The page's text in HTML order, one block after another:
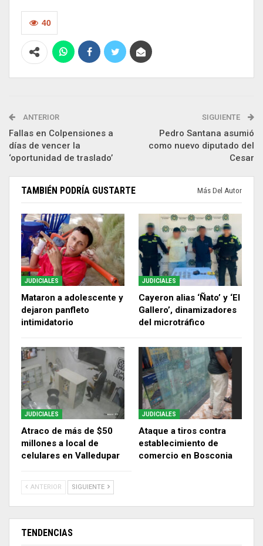
40
ANTERIOR
Fallas en Colpensiones a
días de vencer la
‘oportunidad de traslado’
SIGUIENTE
Pedro Santana asumió
como nuevo diputado del
Cesar
TAMBIÉN PODRÍA GUSTARTE Más Del Autor
JUDICIALES
Mataron a adolescente y
dejaron panfleto
intimidatorio
JUDICIALES
Cayeron alias ‘Ñato’ y ‘El
Gallero’, dinamizadores
del microtráfico
JUDICIALES
Atraco de más de $50
millones a local de
celulares en Valledupar
JUDICIALES
Ataque a tiros contra
establecimiento de
comercio en Bosconia
ANTERIOR SIGUIENTE
TENDENCIAS